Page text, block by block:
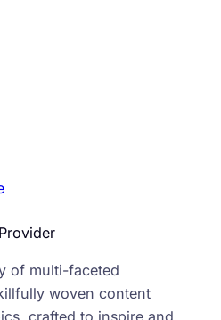
of multi-faceted
woven content